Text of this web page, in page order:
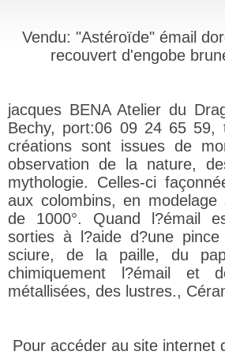
Vendu: "Astéroïde" émail
recouvert d'engobe
jacques BENA Atelier du
Bechy, port:06 09 24 65
créations sont issues de
observation de la nature,
mythologie. Celles-ci
aux colombins, en
de 1000°. Quand l?émail
sorties à l?aide d?une
sciure, de la paille, du
chimiquement l?émail et
métallisées, des lustres.,
Pour accéder au site internet